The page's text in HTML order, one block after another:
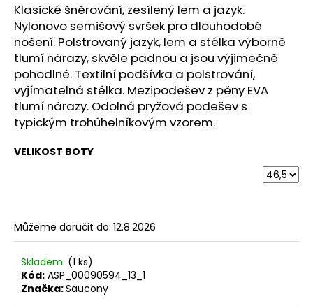
Klasické šněrování, zesílený lem a jazyk.
Nylonovo semišový svršek pro dlouhodobé
nošení. Polstrovaný jazyk, lem a stélka výborně
tlumí nárazy, skvěle padnou a jsou výjimečně
pohodlné. Textilní podšívka a polstrování,
vyjímatelná stélka. Mezipodešev z pěny EVA
tlumí nárazy. Odolná pryžová podešev s
typickým trohúhelníkovým vzorem.
VELIKOST BOTY
Můžeme doručit do: 12.8.2026
Skladem (1 ks)
Kód: ASP_00090594_13_1
Značka:Saucony
HLEDAT
D
o
p
o
r
u
č
m
e
BOTY
CRAFT